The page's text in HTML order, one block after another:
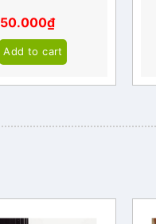
50.000₫
Add to cart